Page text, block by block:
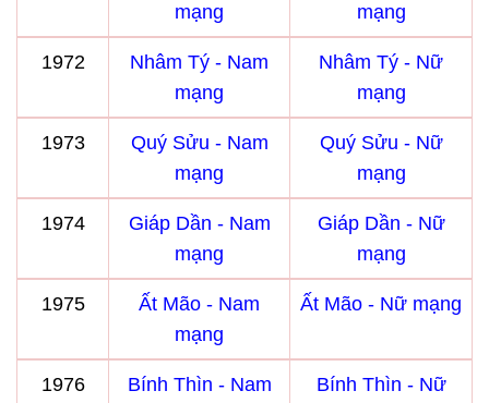
mạng
mạng
1972
Nhâm Tý - Nam
mạng
Nhâm Tý - Nữ
mạng
1973
Quý Sửu - Nam
mạng
Quý Sửu - Nữ
mạng
1974
Giáp Dần - Nam
mạng
Giáp Dần - Nữ
mạng
1975
Ất Mão - Nam
mạng
Ất Mão - Nữ mạng
1976
Bính Thìn - Nam
Bính Thìn - Nữ